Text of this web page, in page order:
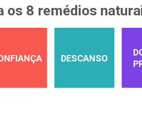
os 8 remédios
DESCANSO